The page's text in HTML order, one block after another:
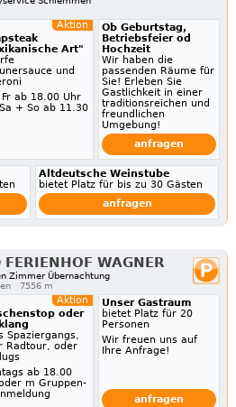
Aktion
Art"
und
Fr ab 18.00 Uhr
+ So ab 11.30
Ob Geburtstag,
Betriebsfeier od
Hochzeit
Wir haben die
passenden Räume für
Sie! Erleben Sie
Gastlichkeit in einer
traditionsreichen und
freundlichen
Umgebung!
anfragen
Altdeutsche Weinstube
bietet Platz für bis zu 30 Gästen
anfragen
WAGNER
Zimmer Übernachtung
7556 m
Aktion
oder
Spaziergangs,
Radtour, oder
ab 18.00
m Gruppen-
Unser Gastraum
bietet Platz für 20
Personen
Wir freuen uns auf
Ihre Anfrage!
anfragen